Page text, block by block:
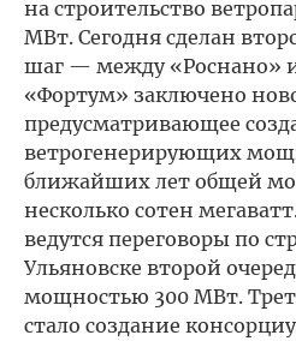
на строительство
МВт. Сегодня сделан
шаг — между «Роснано»
«Фортум» заключено
предусматривающее
ветрогенерирующих
ближайших лет общей
несколько сотен
ведутся переговоры по
Ульяновске второй
мощностью 300 МВт.
стало создание